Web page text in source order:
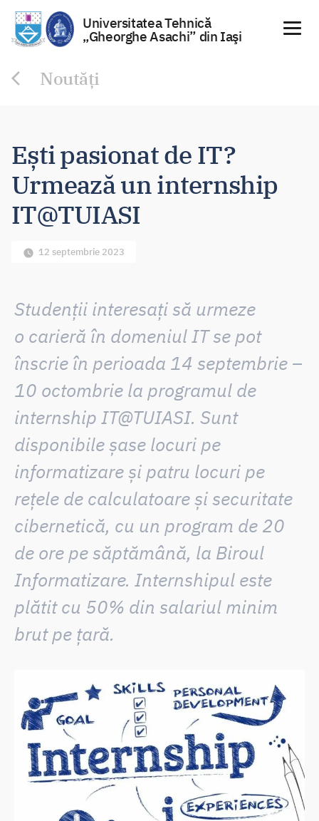
Universitatea Tehnică
„Gheorghe Asachi” din Iaşi
Noutăți
Ești pasionat de IT?
Urmează un internship
IT@TUIASI
12 septembrie 2023
Studenții interesați să urmeze
o carieră în domeniul ITse pot
înscrie în perioada 14 septembrie –
10 octombrie la programul de
internship IT@TUIASI. Sunt
disponibileșase locuri pe
informatizare și patru locuri pe
rețele de calculatoare și securitate
cibernetică, cu un program de 20
de ore pe săptămână, la Biroul
Informatizare. Internshipul este
plătit cu 50% din salariul minim
brut pe țară.